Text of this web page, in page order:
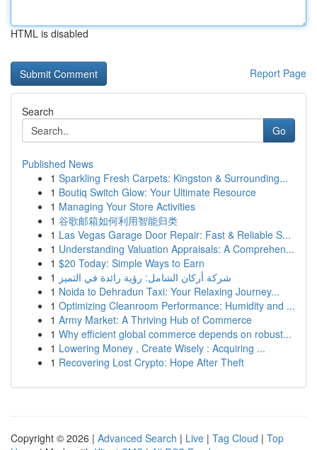
HTML is disabled
Report Page
Search
Go
Published News
1 Sparkling Fresh Carpets: Kingston & Surrounding...
1 Boutiq Switch Glow: Your Ultimate Resource
1 Managing Your Store Activities
1 谷歌邮箱如何利用智能归类
1 Las Vegas Garage Door Repair: Fast & Reliable S...
1 Understanding Valuation Appraisals: A Comprehen...
1 $20 Today: Simple Ways to Earn
1 شركة أركان الشامل: رؤية رائدة في التميز
1 Noida to Dehradun Taxi: Your Relaxing Journey...
1 Optimizing Cleanroom Performance: Humidity and ...
1 Army Market: A Thriving Hub of Commerce
1 Why efficient global commerce depends on robust...
1 Lowering Money , Create Wisely : Acquiring ...
1 Recovering Lost Crypto: Hope After Theft
Copyright © 2026 | Advanced Search | Live | Tag Cloud | Top